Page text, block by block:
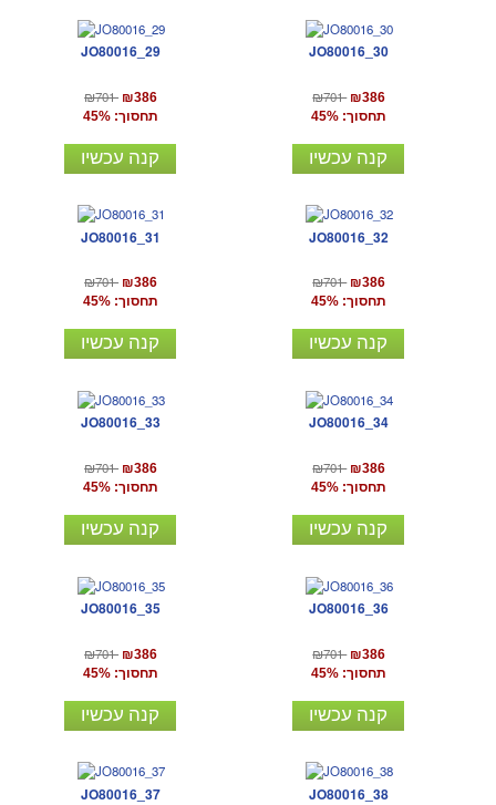
JO80016_29
₪701 ₪386
תחסוך: 45%
קנה עכשיו
JO80016_30
₪701 ₪386
תחסוך: 45%
קנה עכשיו
JO80016_31
₪701 ₪386
תחסוך: 45%
קנה עכשיו
JO80016_32
₪701 ₪386
תחסוך: 45%
קנה עכשיו
JO80016_33
₪701 ₪386
תחסוך: 45%
קנה עכשיו
JO80016_34
₪701 ₪386
תחסוך: 45%
קנה עכשיו
JO80016_35
₪701 ₪386
תחסוך: 45%
קנה עכשיו
JO80016_36
₪701 ₪386
תחסוך: 45%
קנה עכשיו
JO80016_37 JO80016_38